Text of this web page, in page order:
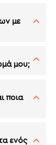
με
μου;
ποια
ενός